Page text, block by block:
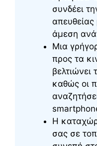
συνδέει
άμεση
Μια
προς τα
καθώς οι
Η
σας σε